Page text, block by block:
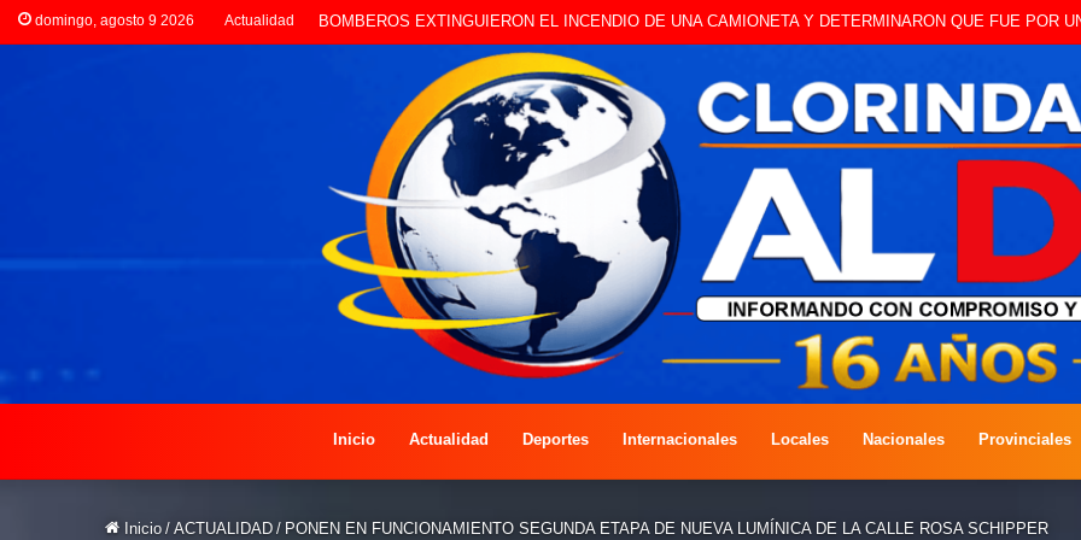
domingo, agosto 9 2026 Actualidad LA POLICÍA INVESTIGA ROBO A CAMBISTA OCURRIDO ESTE JUEVES
Inicio Actualidad Deportes Internacionales Locales Nacionales Provinciales
Inicio / ACTUALIDAD / PONEN EN FUNCIONAMIENTO SEGUNDA ETAPA DE NUEVA LUMÍNICA DE LA CALLE ROSA SCHIPPER